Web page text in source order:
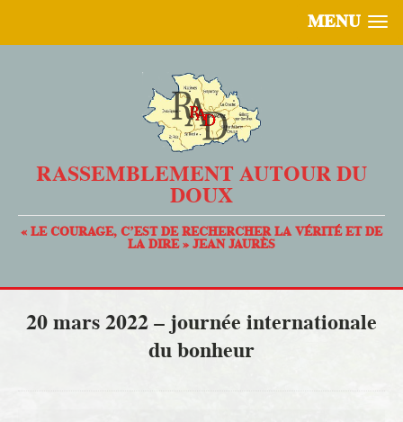
MENU
RASSEMBLEMENT AUTOUR DU
DOUX
« LE COURAGE, C’EST DE RECHERCHER LA VÉRITÉ ET DE
LA DIRE » JEAN JAURÈS
20 mars 2022 – journée internationale
du bonheur